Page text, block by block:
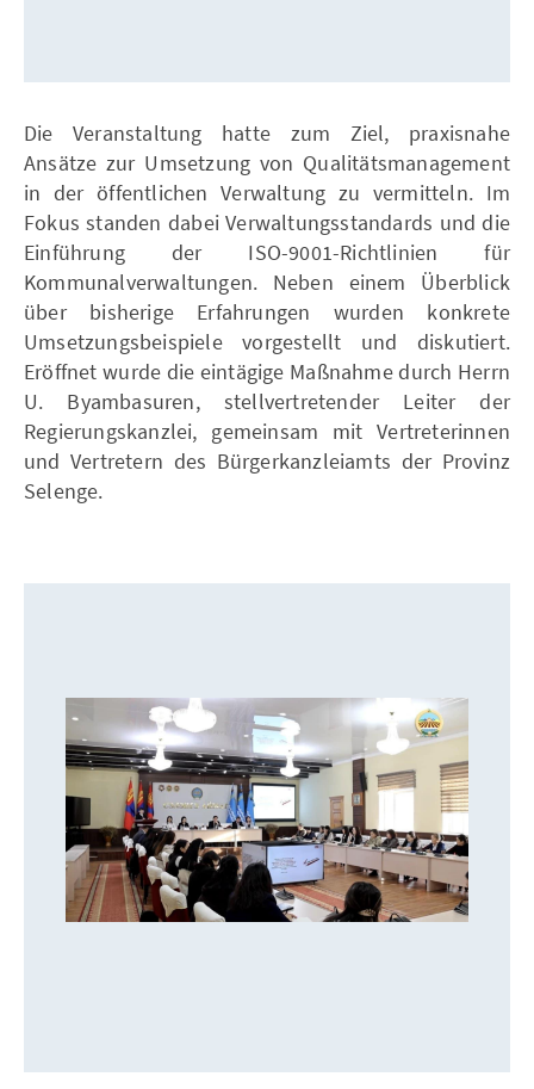
Die Veranstaltung hatte zum Ziel, praxisnahe
Ansätze zur Umsetzung von Qualitätsmanagement
in der öffentlichen Verwaltung zu vermitteln. Im
Fokus standen dabei Verwaltungsstandards und die
Einführung der ISO-9001-Richtlinien für
Kommunalverwaltungen. Neben einem Überblick
über bisherige Erfahrungen wurden konkrete
Umsetzungsbeispiele vorgestellt und diskutiert.
Eröffnet wurde die eintägige Maßnahme durch Herrn
U. Byambasuren, stellvertretender Leiter der
Regierungskanzlei, gemeinsam mit Vertreterinnen
und Vertretern des Bürgerkanzleiamts der Provinz
Selenge.